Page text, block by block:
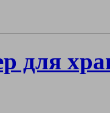
для